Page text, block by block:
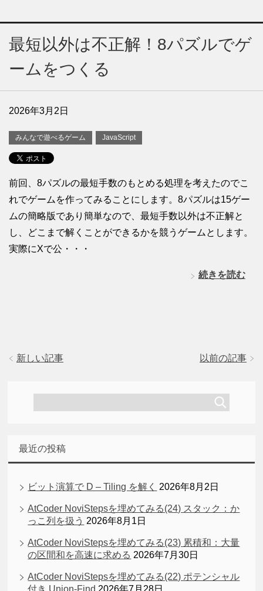
最短以外は不正解！8パズルでゲ
ームをつくる
2026年3月2日
みんなで遊べるゲーム JavaScript
前回、8パズルの最短手数のもとめる処理を考えたのでこ
れでゲームを作ってみることにします。8パズルは15ゲー
ムの簡略版であり簡単なので、最短手数以外は不正解と
し、どこまで解くことができるかを競うゲームとします。
実際にXで公・・・
続きを読む
以前の記事
新しい記事
最近の投稿
ビット演算で D – Tiling を解く 2026年8月2日
AtCoder NoviStepsを埋めてみる(24) スタック：か
っこ列を扱う 2026年8月1日
AtCoder NoviStepsを埋めてみる(23) 累積和：大量
の区間和を高速に求める 2026年7月30日
AtCoder NoviStepsを埋めてみる(22) ポテンシャル
付き Union-Find 2026年7月28日